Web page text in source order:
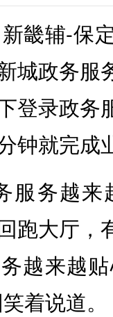
畿辅-保
城政务服
登录政务
钟就完成
服务越
跑大厅，
越来越
着说道。